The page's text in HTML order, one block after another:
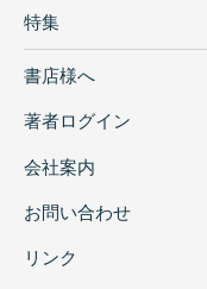
特集
書店様へ
著者ログイン
会社案内
お問い合わせ
リンク